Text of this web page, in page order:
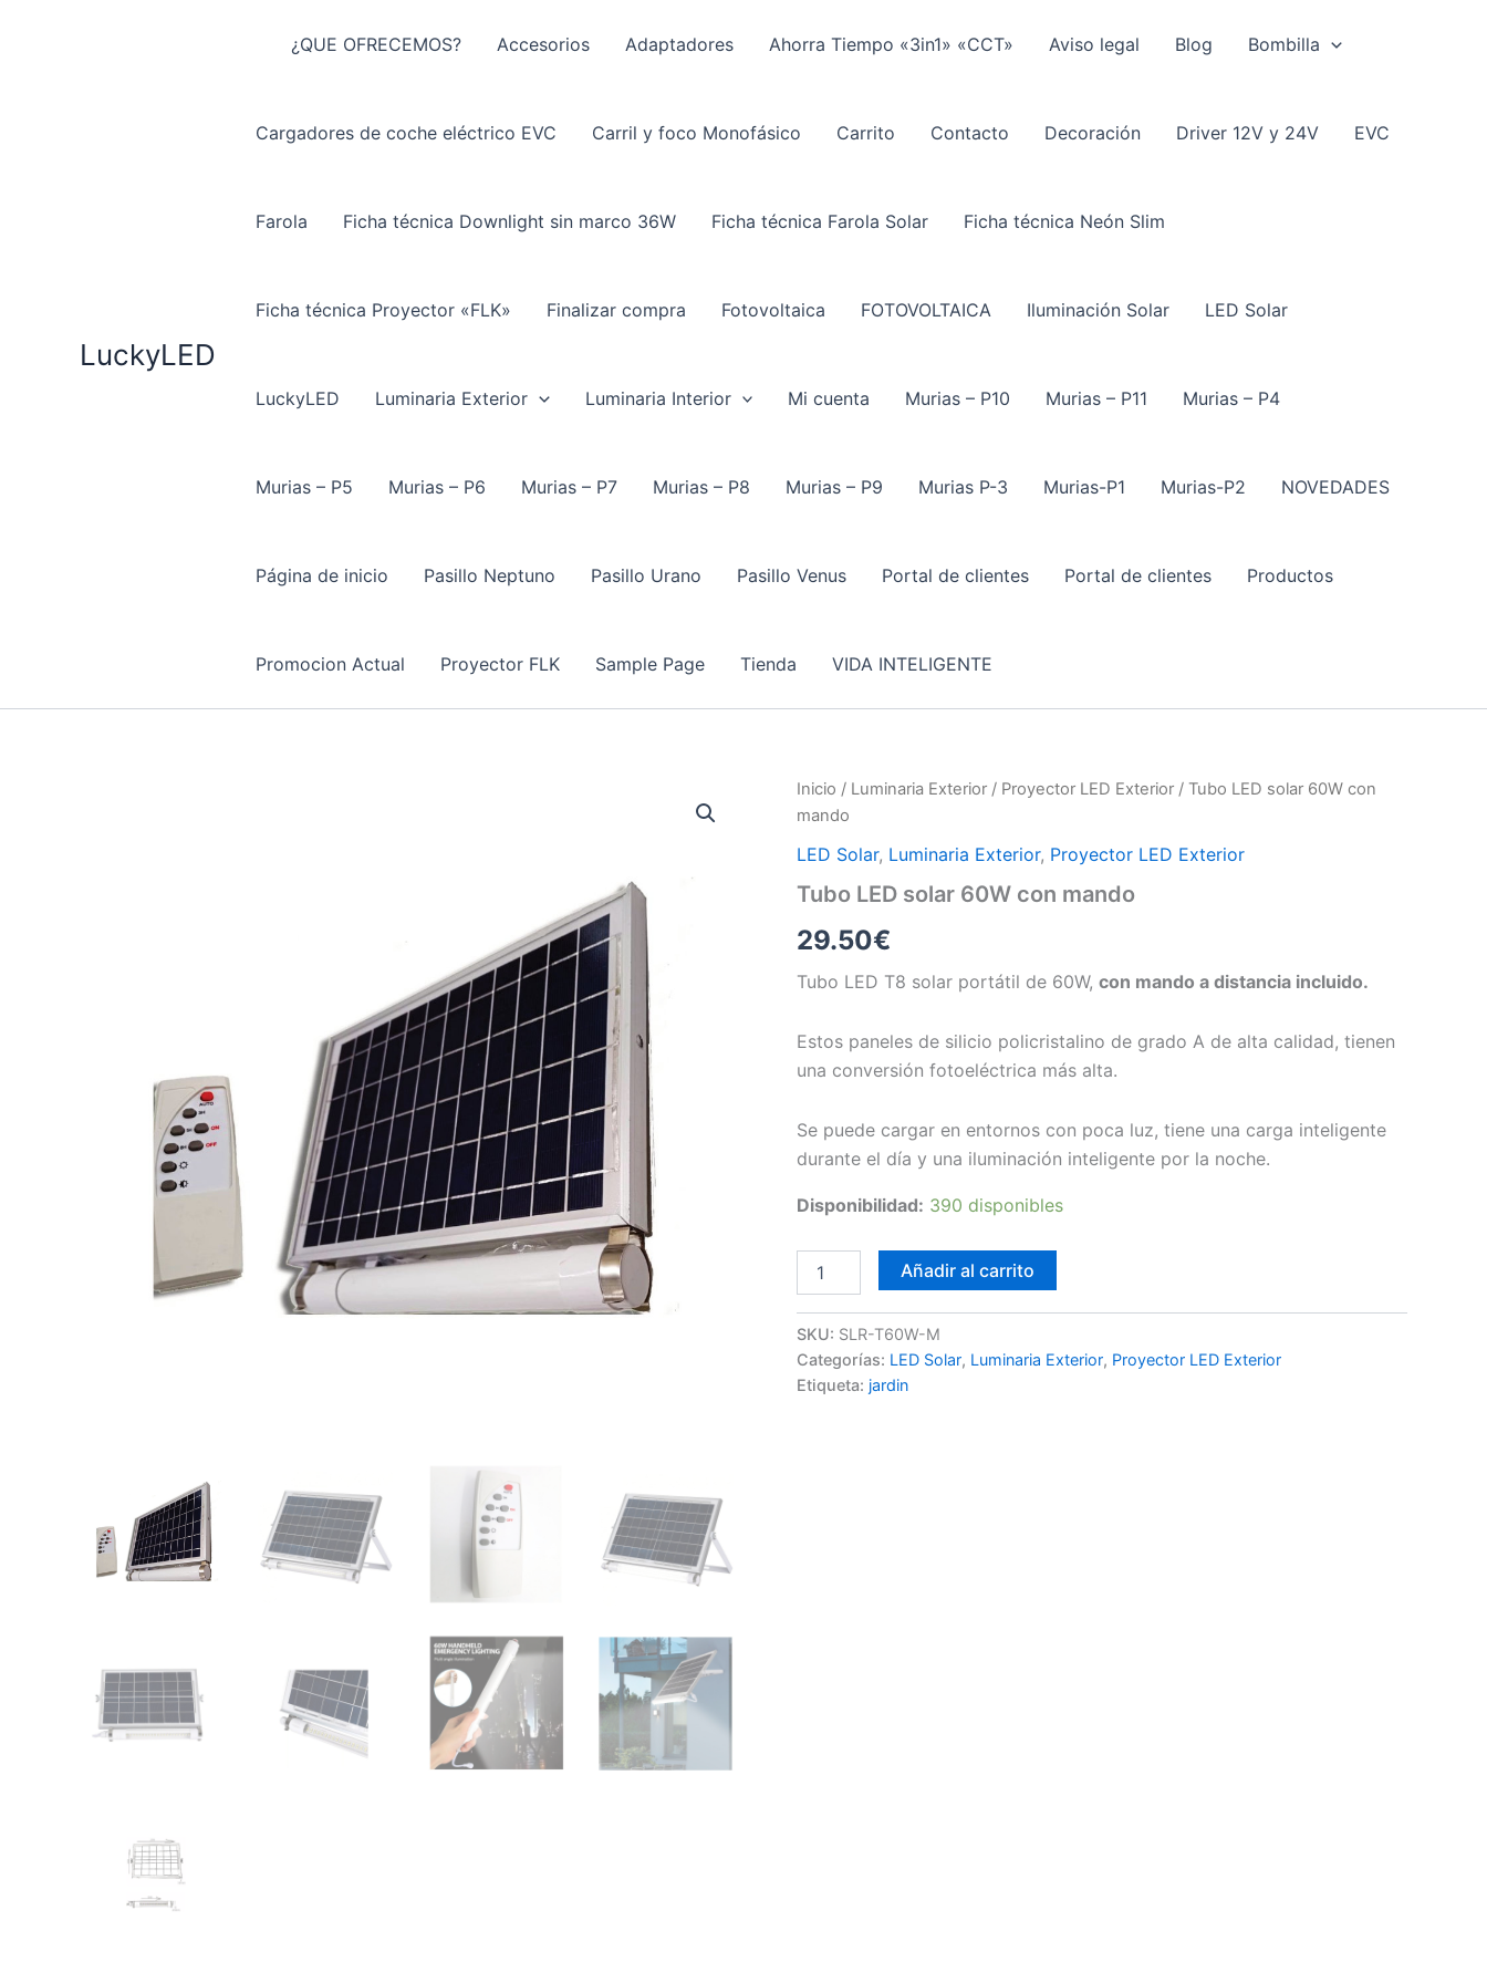
LuckyLED
¿QUE OFRECEMOS? Accesorios Adaptadores Ahorra Tiempo «3in1» «CCT» Aviso legal Blog Bombilla
Cargadores de coche eléctrico EVC Carril y foco Monofásico Carrito Contacto Decoración Driver 12V y 24V EVC
Farola Ficha técnica Downlight sin marco 36W Ficha técnica Farola Solar Ficha técnica Neón Slim
Ficha técnica Proyector «FLK» Finalizar compra Fotovoltaica FOTOVOLTAICA Iluminación Solar LED Solar
LuckyLED Luminaria Exterior Luminaria Interior Mi cuenta Murias – P10 Murias – P11 Murias – P4
Murias – P5 Murias – P6 Murias – P7 Murias – P8 Murias – P9 Murias P-3 Murias-P1 Murias-P2 NOVEDADES
Página de inicio Pasillo Neptuno Pasillo Urano Pasillo Venus Portal de clientes Portal de clientes Productos
Promocion Actual Proyector FLK Sample Page Tienda VIDA INTELIGENTE
Inicio / Luminaria Exterior / Proyector LED Exterior / Tubo LED solar 60W con
mando
LED Solar, Luminaria Exterior, Proyector LED Exterior
Tubo LED solar 60W con mando
29.50€
Tubo LED T8 solar portátil de 60W, con mando a distancia incluido.
Estos paneles de silicio policristalino de grado A de alta calidad, tienen
una conversión fotoeléctrica más alta.
Se puede cargar en entornos con poca luz, tiene una carga inteligente
durante el día y una iluminación inteligente por la noche.
Disponibilidad: 390 disponibles
LED
60W
mando
cantidad
Añadir al carrito
SKU: SLR-T60W-M
Categorías: LED Solar, Luminaria Exterior, Proyector LED Exterior
Etiqueta: jardin